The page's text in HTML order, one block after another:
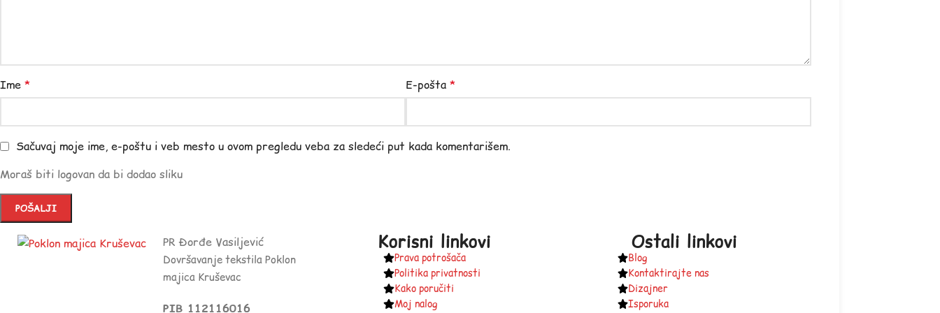
Ime * E-pošta *
Sačuvaj moje ime, e-poštu i veb mesto u ovom pregledu veba za sledeći put kada komentarišem.
Moraš biti logovan da bi dodao sliku
PR Đorđe Vasiljević
Dovršavanje tekstila Poklon
majica Kruševac
PIB 112116016
Korisni linkovi
Prava potrošača
Politika privatnosti
Kako poručiti
Moj nalog
Ostali linkovi
Blog
Kontaktirajte nas
Dizajner
Isporuka